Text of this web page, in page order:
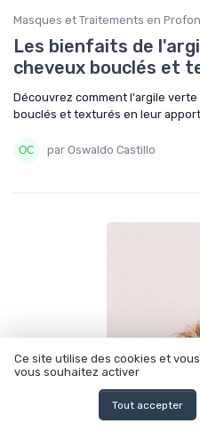
Masques et Traitements en
Les bienfaits de
cheveux bouclés et
Découvrez comment l'argile
bouclés et texturés en leur
par Oswaldo Castillo
Ce site utilise des cookies et
vous souhaitez activer
Tout accepter